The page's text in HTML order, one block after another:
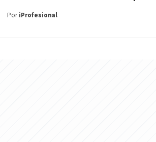
PoriProfesional